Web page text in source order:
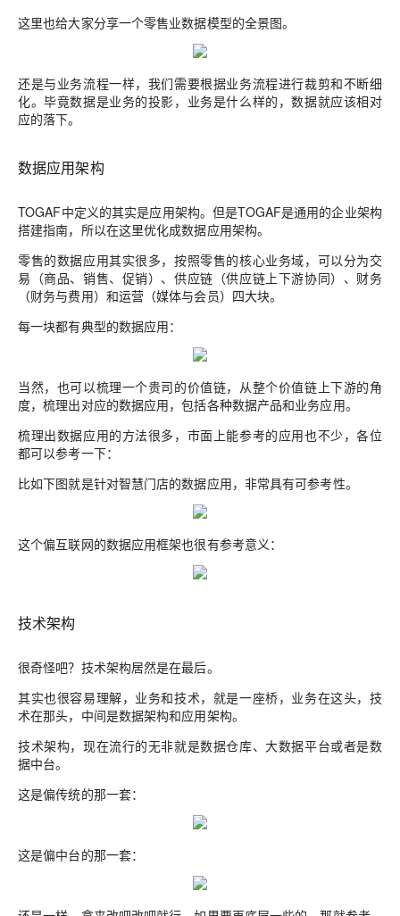
这里也给大家分享一个零售业数据模型的全景图。
还是与业务流程一样，我们需要根据业务流程进行裁剪和不断细
化。毕竟数据是业务的投影，业务是什么样的，数据就应该相对
应的落下。
数据应用架构
TOGAF中定义的其实是应用架构。但是TOGAF是通用的企业架构
搭建指南，所以在这里优化成数据应用架构。
零售的数据应用其实很多，按照零售的核心业务域，可以分为交
易（商品、销售、促销）、供应链（供应链上下游协同）、财务
（财务与费用）和运营（媒体与会员）四大块。
每一块都有典型的数据应用：
当然，也可以梳理一个贵司的价值链，从整个价值链上下游的角
度，梳理出对应的数据应用，包括各种数据产品和业务应用。
梳理出数据应用的方法很多，市面上能参考的应用也不少，各位
都可以参考一下：
比如下图就是针对智慧门店的数据应用，非常具有可参考性。
这个偏互联网的数据应用框架也很有参考意义：
技术架构
很奇怪吧？技术架构居然是在最后。
其实也很容易理解，业务和技术，就是一座桥，业务在这头，技
术在那头，中间是数据架构和应用架构。
技术架构，现在流行的无非就是数据仓库、大数据平台或者是数
据中台。
这是偏传统的那一套：
这是偏中台的那一套：